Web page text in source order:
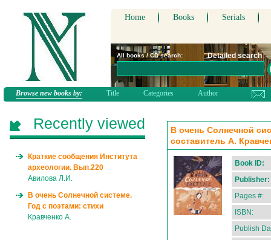
Home Books Serials
All books / CD search: Detailed search
Browse new books by: Title Categories Author
В очень Солнечной
составитель А.
Book ID:
Publisher:
Pages #:
ISBN:
Publish
Recently viewed
Краткие сообщения Института
археологии. Вып.220
Авилова Л.И.
В очень Солнечной системе.
Год с поэтами: стихи
Кравченко А.